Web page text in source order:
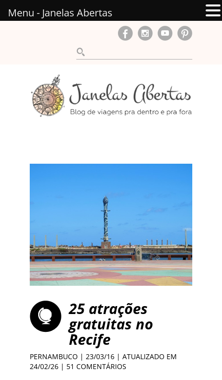
25 atrações
gratuitas no
Recife
PERNAMBUCO | 23/03/16 | ATUALIZADO EM
24/02/26 | 51 COMENTÁRIOS
Menu - Janelas Abertas